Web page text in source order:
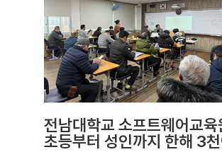
전남대학교 소프트웨어교육
초등부터 성인까지 한해 3